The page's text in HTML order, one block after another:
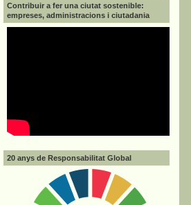
Contribuir a fer una ciutat sostenible:
empreses, administracions i ciutadania
20 anys de Responsabilitat Global